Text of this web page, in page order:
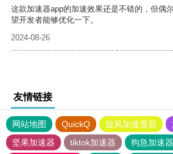
这款加速器app的加速效果还是不错的，但偶
望开发者能够优化一下。
2024-08-26
友情链接
网站地图 QuickQ 旋风加速度器
坚果加速器
tiktok加速器
狗急加速